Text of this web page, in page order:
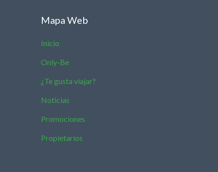
Mapa Web
Inicio
Only-Be
¿Te gusta viajar?
Noticias
Promociones
Propietarios